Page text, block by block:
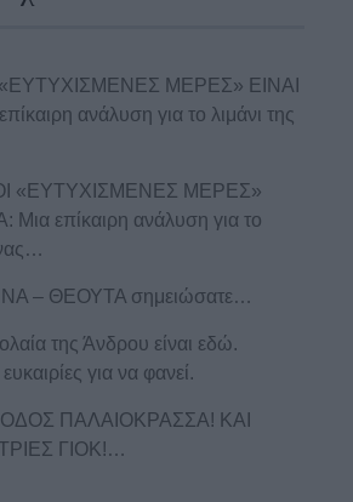
ΜΕΡΕΣ» ΕΙΝΑΙ
ανάλυση για το λιμάνι της
«ΕΥΤΥΧΙΣΜΕΝΕΣ ΜΕΡΕΣ»
επίκαιρη ανάλυση για το
– ΘΕΟΥΤΑ σημειώσατε…
της Άνδρου είναι εδώ.
για να φανεί.
ΟΔΟΣ ΠΑΛΑIΟΚΡΑΣΣΑ! ΚΑΙ
ΓΙΟΚ!…